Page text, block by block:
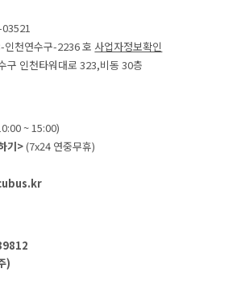
인천연수구-2236 호 사업자정보확인
구 인천타워대로 323,비동 30층
~ 15:00)
기>(7x24 연중무휴)
)